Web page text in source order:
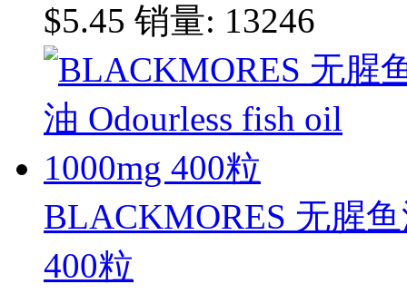
$5.45 销量: 13246
BLACKMORES 无腥
400粒